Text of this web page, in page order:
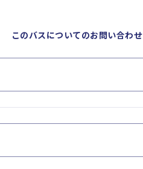
このバスについてのお問い合わせ